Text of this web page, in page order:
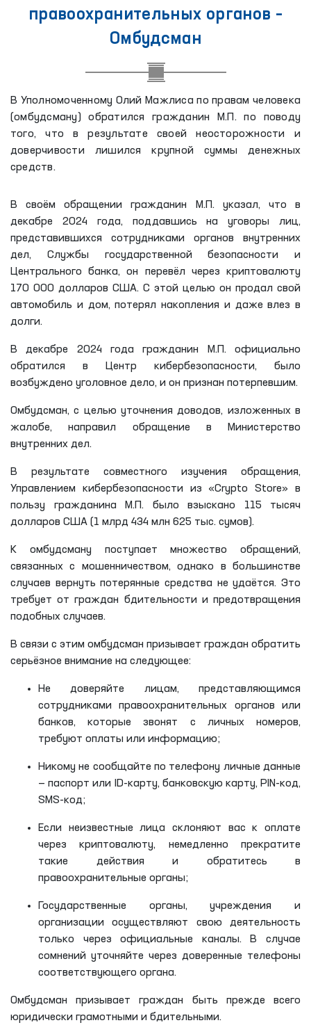
правоохранительных органов –
Омбудсман
В Уполномоченному Олий Мажлиса по правам человека
(омбудсману) обратился гражданин М.П. по поводу
того, что в результате своей неосторожности и
доверчивости лишился крупной суммы денежных
средств.
В своём обращении гражданин М.П. указал, что в
декабре 2024 года, поддавшись на уговоры лиц,
представившихся сотрудниками органов внутренних
дел, Службы государственной безопасности и
Центрального банка, он перевёл через криптовалюту
170 000 долларов США. С этой целью он продал свой
автомобиль и дом, потерял накопления и даже влез в
долги.
В декабре 2024 года гражданин М.П. официально
обратился в Центр кибербезопасности, было
возбуждено уголовное дело, и он признан потерпевшим.
Омбудсман, с целью уточнения доводов, изложенных в
жалобе, направил обращение в Министерство
внутренних дел.
В результате совместного изучения обращения,
Управлением кибербезопасности из «Crypto Store» в
пользу гражданина М.П. было взыскано 115 тысяч
долларов США (1 млрд 434 млн 625 тыс. сумов).
К омбудсману поступает множество обращений,
связанных с мошенничеством, однако в большинстве
случаев вернуть потерянные средства не удаётся. Это
требует от граждан бдительности и предотвращения
подобных случаев.
В связи с этим омбудсман призывает граждан обратить
серьёзное внимание на следующее:
Не доверяйте лицам, представляющимся
сотрудниками правоохранительных органов или
банков, которые звонят с личных номеров,
требуют оплаты или информацию;
Никому не сообщайте по телефону личные данные
— паспорт или ID-карту, банковскую карту, PIN-код,
SMS-код;
Если неизвестные лица склоняют вас к оплате
через криптовалюту, немедленно прекратите
такие действия и обратитесь в
правоохранительные органы;
Государственные органы, учреждения и
организации осуществляют свою деятельность
только через официальные каналы. В случае
сомнений уточняйте через доверенные телефоны
соответствующего органа.
Омбудсман призывает граждан быть прежде всего
юридически грамотными и бдительными.